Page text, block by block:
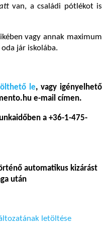
van, a családi pótlékot is
vagy annak maximum
jár iskolába.
le, vagy igényelhető
e-mail címen.
a +36-1-475-
automatikus kizárást
után
letöltése